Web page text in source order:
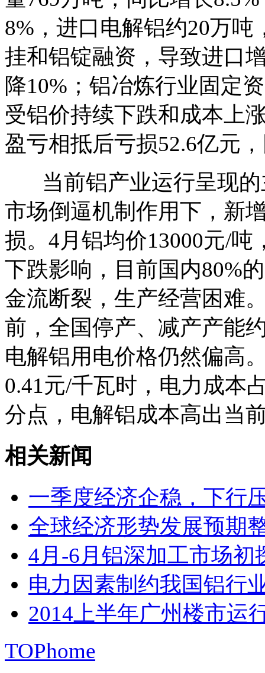
8%，进口电解铝约20万
挂和铝锭融资，导致进口
降10%；铝冶炼行业固定
受铝价持续下跌和成本上
盈亏相抵后亏损52.6亿元
当前铝产业运行呈现的
市场倒逼机制作用下，新
损。4月铝均价13000元/吨
下跌影响，目前国内80%
金流断裂，生产经营困难
前，全国停产、减产产能
电解铝用电价格仍然偏高
0.41元/千瓦时，电力成本
分点，电解铝成本高出当
相关新闻
一季度经济企稳，下行
全球经济形势发展预期
4月-6月铝深加工市场初
电力因素制约我国铝行
2014上半年广州楼市运
TOPhome